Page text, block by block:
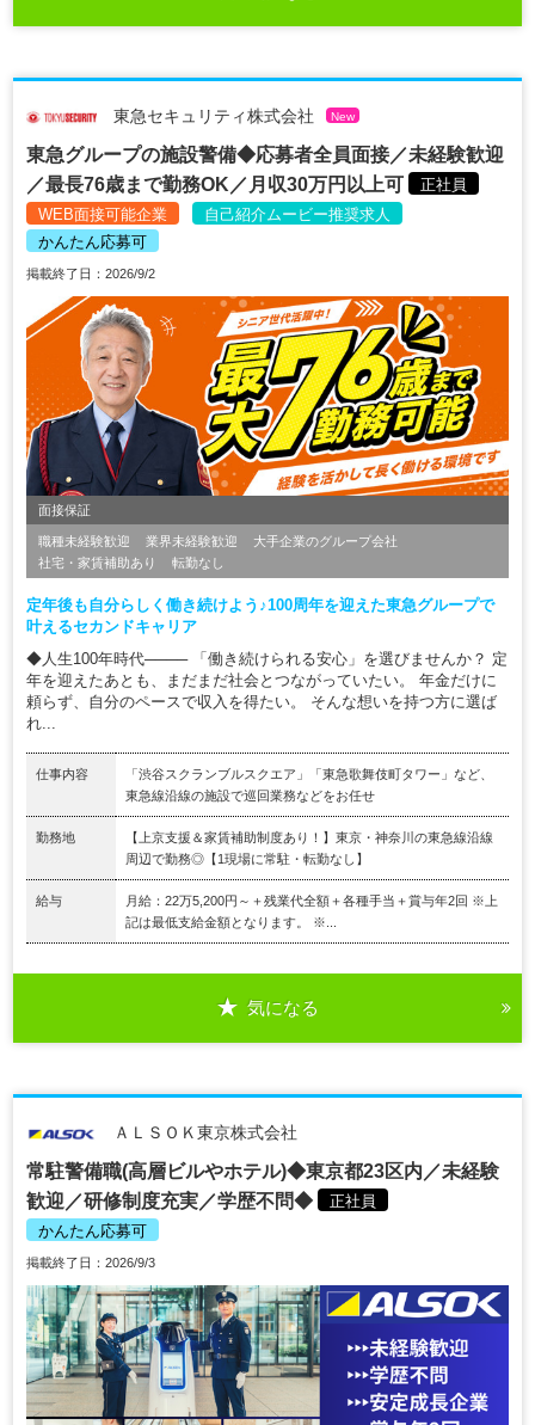
東急セキュリティ株式会社 New
東急グループの施設警備◆応募者全員面接／未経験歓迎
／最長76歳まで勤務OK／月収30万円以上可
正社員
WEB面接可能企業
自己紹介ムービー推奨求人
かんたん応募可
掲載終了日：2026/9/2
面接保証
職種未経験歓迎 業界未経験歓迎
大手企業のグループ会社
社宅・家賃補助あり
転勤なし
定年後も自分らしく働き続けよう♪100周年を迎えた東急グループで
叶えるセカンドキャリア
◆人生100年時代──── 「働き続けられる安心」を選びませんか？ 定
年を迎えたあとも、まだまだ社会とつながっていたい。 年金だけに
頼らず、自分のペースで収入を得たい。 そんな想いを持つ方に選ば
れ...
仕事内容
「渋谷スクランブルスクエア」「東急歌舞伎町タワー」など、
東急線沿線の施設で巡回業務などをお任せ
勤務地
【上京支援＆家賃補助制度あり！】東京・神奈川の東急線沿線
周辺で勤務◎【1現場に常駐・転勤なし】
給与
月給：22万5,200円～＋残業代全額＋各種手当＋賞与年2回 ※上
記は最低支給金額となります。 ※...
気になる
ＡＬＳＯＫ東京株式会社
常駐警備職(高層ビルやホテル)◆東京都23区内／未経験
歓迎／研修制度充実／学歴不問◆
正社員
かんたん応募可
掲載終了日：2026/9/3